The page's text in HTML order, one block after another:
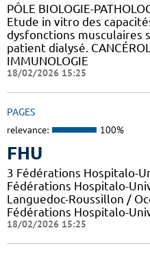
PÔLE BIOLOGIE-
Etude in vitro des
dysfonctions musculaires
patient dialysé.
IMMUNOLOGIE
18/02/2026 15:25
PAGES
relevance: 100%
FHU
3 Fédérations Hospitalo-
Fédérations Hospitalo-
Languedoc-Roussillon /
Fédérations Hospitalo-
18/02/2026 15:25